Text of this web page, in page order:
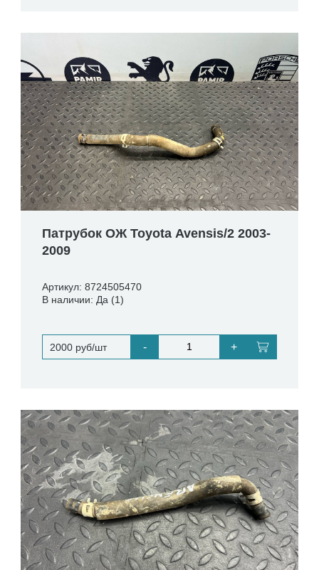
Патрубок ОЖ Toyota Avensis/2 2003-
2009
Артикул: 8724505470
В наличии: Да (1)
2000 руб/шт - +